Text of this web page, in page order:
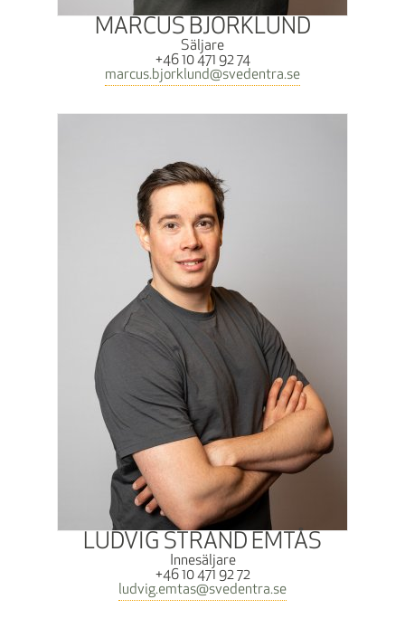
MARCUS BJÖRKLUND
Säljare
+46 10 471 92 74
marcus.bjorklund@svedentra.se
LUDVIG STRAND EMTÅS
Innesäljare
+46 10 471 92 72
ludvig.emtas@svedentra.se